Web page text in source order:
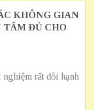
KHÔNG GIAN
TÂM ĐỦ CHO
nghiệm rất đỗi hạnh